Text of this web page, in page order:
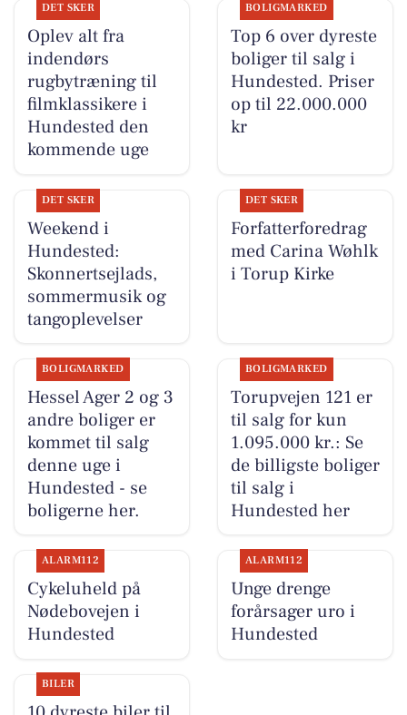
DET SKER
Oplev alt fra
indendørs
rugbytræning til
filmklassikere i
Hundested den
kommende uge
BOLIGMARKED
Top 6 over dyreste
boliger til salg i
Hundested. Priser
op til 22.000.000
kr
DET SKER
Weekend i
Hundested:
Skonnertsejlads,
sommermusik og
tangoplevelser
DET SKER
Forfatterforedrag
med Carina Wøhlk
i Torup Kirke
BOLIGMARKED
Hessel Ager 2 og 3
andre boliger er
kommet til salg
denne uge i
Hundested - se
boligerne her.
BOLIGMARKED
Torupvejen 121 er
til salg for kun
1.095.000 kr.: Se
de billigste boliger
til salg i
Hundested her
ALARM112
Cykeluheld på
Nødebovejen i
Hundested
ALARM112
Unge drenge
forårsager uro i
Hundested
BILER